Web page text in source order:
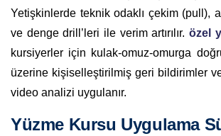
Yetişkinlerde teknik odaklı çekim (pull),
ve denge drill’leri ile verim artırılır. özel
kursiyerler için kulak-omuz-omurga
üzerine kişiselleştirilmiş geri bildirimler
video analizi uygulanır.
Yüzme Kursu Uygulama